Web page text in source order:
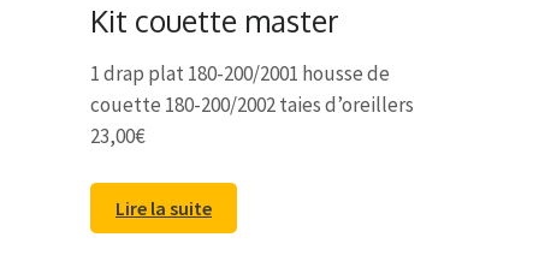
Kit couette master
1 drap plat 180-200/2001 housse de
couette 180-200/2002 taies d’oreillers
23,00€
Lire la suite